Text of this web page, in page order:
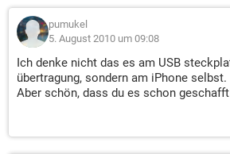
pumukel
5. August 2010 um 09:08
Ich denke nicht das es am USB
übertragung, sondern am iPhone selbst.
Aber schön, dass du es schon